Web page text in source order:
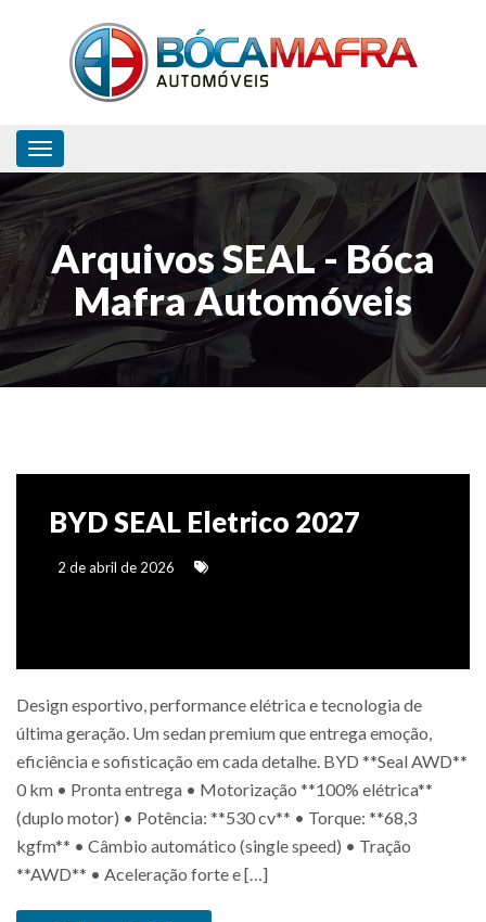
Toggle navigation
Arquivos SEAL - Bóca
Mafra Automóveis
BYD SEAL Eletrico 2027
2 de abril de 2026
Design esportivo, performance elétrica e tecnologia de
última geração. Um sedan premium que entrega emoção,
eficiência e sofisticação em cada detalhe. BYD **Seal AWD**
0 km • Pronta entrega • Motorização **100% elétrica**
(duplo motor) • Potência: **530 cv** • Torque: **68,3
kgfm** • Câmbio automático (single speed) • Tração
**AWD** • Aceleração forte e […]